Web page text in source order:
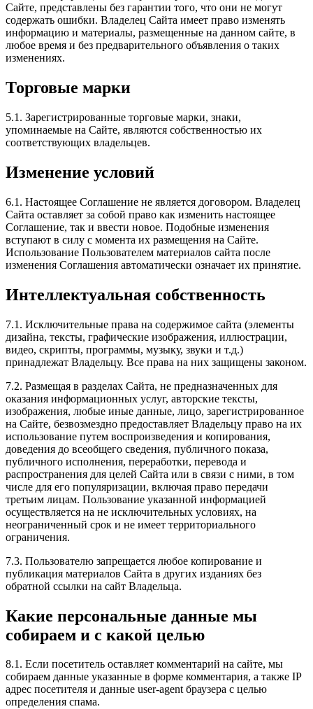
Сайте, представлены без гарантии того, что они не могут
содержать ошибки. Владелец Сайта имеет право изменять
информацию и материалы, размещенные на данном сайте, в
любое время и без предварительного объявления о таких
изменениях.
Торговые марки
5.1. Зарегистрированные торговые марки, знаки,
упоминаемые на Сайте, являются собственностью их
соответствующих владельцев.
Изменение условий
6.1. Настоящее Соглашение не является договором. Владелец
Сайта оставляет за собой право как изменить настоящее
Соглашение, так и ввести новое. Подобные изменения
вступают в силу с момента их размещения на Сайте.
Использование Пользователем материалов сайта после
изменения Соглашения автоматически означает их принятие.
Интеллектуальная собственность
7.1. Исключительные права на содержимое сайта (элементы
дизайна, тексты, графические изображения, иллюстрации,
видео, скрипты, программы, музыку, звуки и т.д.)
принадлежат Владельцу. Все права на них защищены законом.
7.2. Размещая в разделах Сайта, не предназначенных для
оказания информационных услуг, авторские тексты,
изображения, любые иные данные, лицо, зарегистрированное
на Сайте, безвозмездно предоставляет Владельцу право на их
использование путем воспроизведения и копирования,
доведения до всеобщего сведения, публичного показа,
публичного исполнения, переработки, перевода и
распространения для целей Сайта или в связи с ними, в том
числе для его популяризации, включая право передачи
третьим лицам. Пользование указанной информацией
осуществляется на не исключительных условиях, на
неограниченный срок и не имеет территориального
ограничения.
7.3. Пользователю запрещается любое копирование и
публикация материалов Сайта в других изданиях без
обратной ссылки на сайт Владельца.
Какие персональные данные мы
собираем и с какой целью
8.1. Если посетитель оставляет комментарий на сайте, мы
собираем данные указанные в форме комментария, а также IP
адрес посетителя и данные user-agent браузера с целью
определения спама.